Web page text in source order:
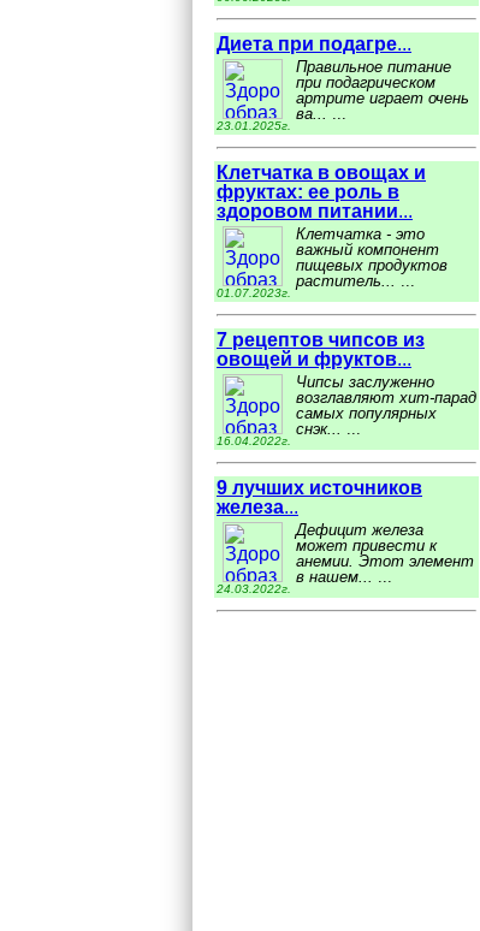
Диета при подагре...
23.01.2025г.
Правильное питание
при подагрическом
артрите играет очень
ва... ...
Клетчатка в овощах и
фруктах: ее роль в
здоровом питании...
01.07.2023г.
Клетчатка - это
важный компонент
пищевых продуктов
раститель... ...
7 рецептов чипсов из
овощей и фруктов...
16.04.2022г.
Чипсы заслуженно
возглавляют хит-парад
самых популярных
снэк... ...
9 лучших источников
железа...
24.03.2022г.
Дефицит железа
может привести к
анемии. Этот элемент
в нашем... ...